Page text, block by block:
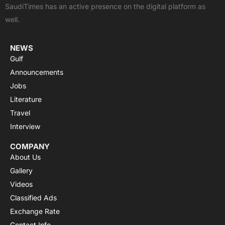
k
e
p
a
SaudiTimes has an active presence on the digital platform as
well.
NEWS
Gulf
Announcements
Jobs
Literature
Travel
Interview
COMPANY
About Us
Gallery
Videos
Classified Ads
Exchange Rate